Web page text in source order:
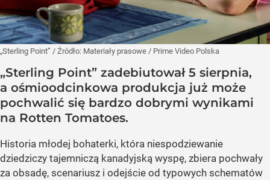
„Sterling Point” / Źródło: Materiały prasowe / Prime Video Polska
„Sterling Point” zadebiutował 5 sierpnia,
a ośmioodcinkowa produkcja już może
pochwalić się bardzo dobrymi wynikami
na Rotten Tomatoes.
Historia młodej bohaterki, która niespodziewanie
dziedziczy tajemniczą kanadyjską wyspę, zbiera pochwały
za obsadę, scenariusz i odejście od typowych schematów